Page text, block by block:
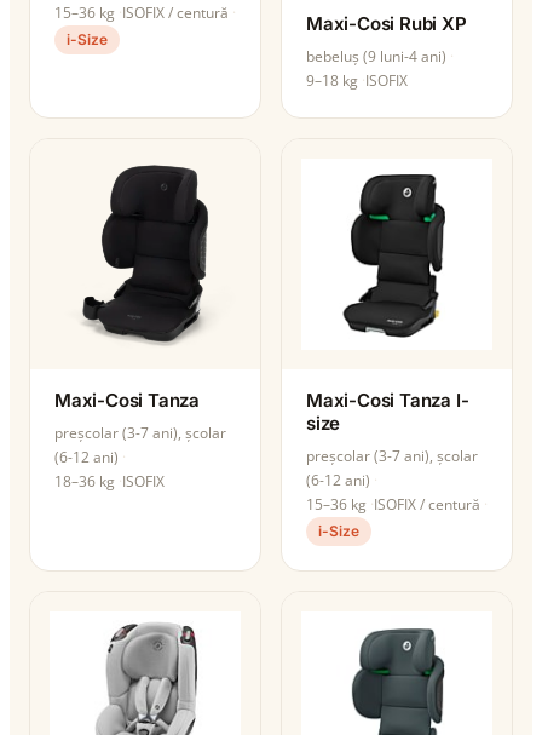
15–36 kg ISOFIX / centură
i-Size
Maxi-Cosi Rubi XP
bebeluș (9 luni-4 ani)
9–18 kg ISOFIX
Maxi-Cosi Tanza
preșcolar (3-7 ani), școlar
(6-12 ani)
18–36 kg ISOFIX
Maxi-Cosi Tanza I-
size
preșcolar (3-7 ani), școlar
(6-12 ani)
15–36 kg ISOFIX / centură
i-Size